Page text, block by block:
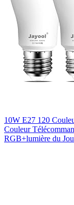
10W E27 120
Couleur
RGB+lumière du